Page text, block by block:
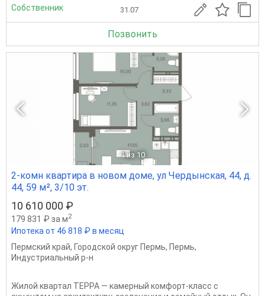
Собственник 31.07
Позвонить
1 из 10
2-комн квартира в новом доме, ул Чердынская, 44, д.
44, 59 м², 3/10 эт.
10 610 000 ₽
179 831 ₽ за м2
Ипотека от 46 818 ₽ в месяц
Пермский край, Городской округ Пермь, Пермь,
Индустриальный р-н
Жилой квартал ТЕРРА — камерный комфорт-класс с